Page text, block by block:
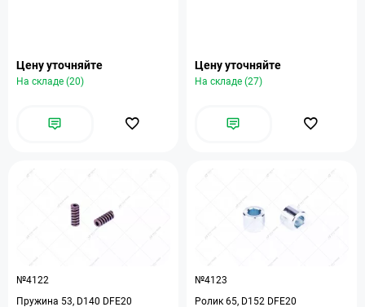
Цену уточняйте
На складе (20)
Цену уточняйте
На складе (27)
№4122
Пружина 53, D140 DFE20
№4123
Ролик 65, D152 DFE20